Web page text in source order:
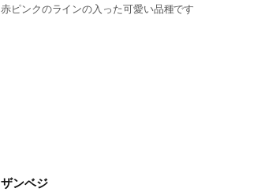
赤ピンクのラインの入った可愛い品種です
ザンベジ